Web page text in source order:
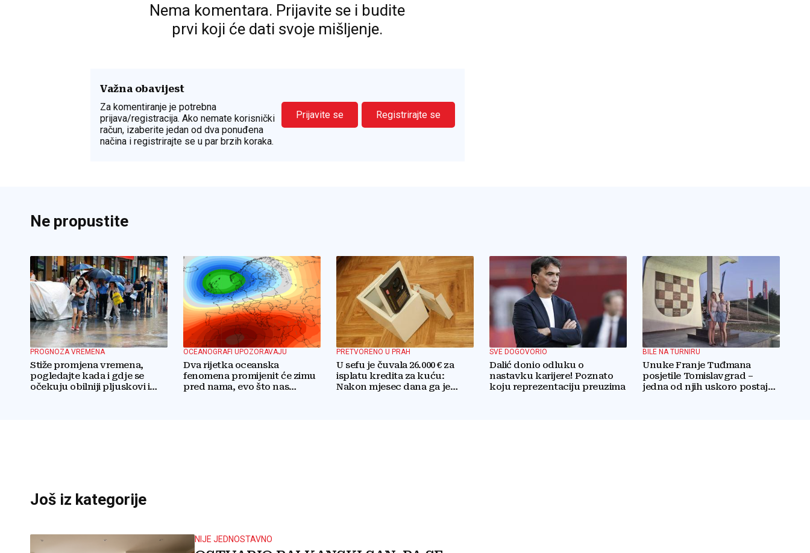
Nema komentara. Prijavite se i budite
prvi koji će dati svoje mišljenje.
Važna obavijest
Za komentiranje je potrebna
prijava/registracija. Ako nemate korisnički
račun, izaberite jedan od dva ponuđena
načina i registrirajte se u par brzih koraka.
Prijavite se Registrirajte se
Ne propustite
PROGNOZA VREMENA
Stiže promjena vremena,
pogledajte kada i gdje se
očekuju obilniji pljuskovi i
OCEANOGRAFI UPOZORAVAJU
Dva rijetka oceanska
fenomena promijenit će zimu
pred nama, evo što nas
PRETVORENO U PRAH
U sefu je čuvala 26.000 € za
isplatu kredita za kuću:
Nakon mjesec dana ga je
SVE DOGOVORIO
Dalić donio odluku o
nastavku karijere! Poznato
koju reprezentaciju preuzima
BILE NA TURNIRU
Unuke Franje Tuđmana
posjetile Tomislavgrad –
jedna od njih uskoro postaje
Još iz kategorije
NIJE JEDNOSTAVNO